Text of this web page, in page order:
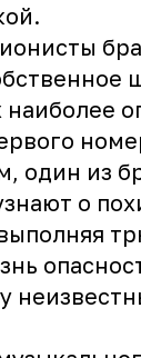
один из
о